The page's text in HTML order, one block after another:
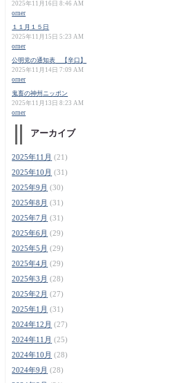
2025年11月16日 8:46 AM
orner
１１月１５日
2025年11月15日 5:23 AM
orner
公明党の通知表 【辛口】
2025年11月14日 7:09 AM
orner
鬼畜の神州ニッポン
2025年11月13日 8:23 AM
orner
アーカイブ
2025年11月 (21)
2025年10月 (31)
2025年9月 (30)
2025年8月 (31)
2025年7月 (31)
2025年6月 (29)
2025年5月 (29)
2025年4月 (29)
2025年3月 (28)
2025年2月 (27)
2025年1月 (31)
2024年12月 (27)
2024年11月 (25)
2024年10月 (28)
2024年9月 (28)